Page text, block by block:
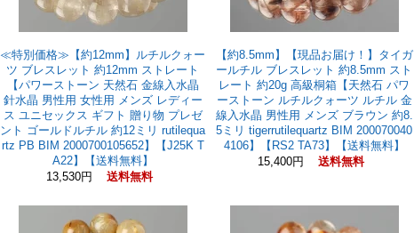
≪特別価格≫【約12mm】ルチルクォー
ツ ブレスレット 約12mm ストレート
【パワーストーン 天然石 金線入水晶
針水晶 男性用 女性用 メンズ レディー
ス ユニセックス ギフト 贈り物 プレゼ
ント ゴールドルチル 約12ミリ rutilequa
rtz PB BIM 2000700105652】【J25K T
A22】【送料無料】
13,530円
送料無料
【約8.5mm】【現品お届け！】タイガ
ールチル ブレスレット 約8.5mm スト
レート 約20g 高級桐箱【天然石 パワ
ーストーン ルチルクォーツ ルチル 金
線入水晶 男性用 メンズ ブラウン 約8.
5ミリ tigerrutilequartz BIM 200070040
4106】【RS2 TA73】【送料無料】
15,400円
送料無料